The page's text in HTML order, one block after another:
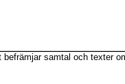
befrämjar samtal och texter